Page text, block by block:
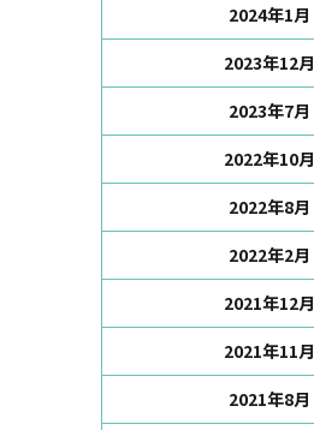
2024年1月
2023年12月
2023年7月
2022年10月
2022年8月
2022年2月
2021年12月
2021年11月
2021年8月